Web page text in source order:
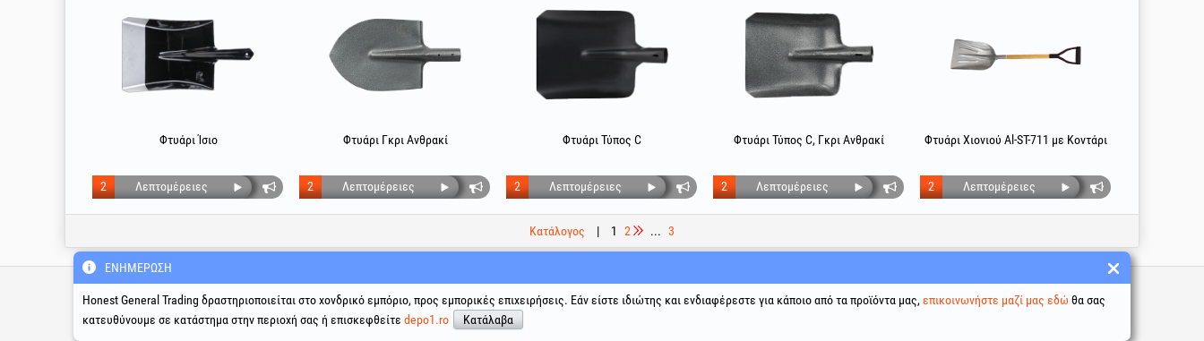
Φτυάρι Ίσιο
Λεπτομέρειες
2
Φτυάρι Γκρι Ανθρακί
Λεπτομέρειες
2
Φτυάρι Τύπος C
Λεπτομέρειες
2
Φτυάρι Τύπος C, Γκρι Ανθρακί
Λεπτομέρειες
2
Φτυάρι Χιονιού Al-ST-711 με Κοντάρι
Λεπτομέρειες
2
Κατάλογος | 1 2 ... 3
Τεχνική γραμμή υποστήριξης
& σέρβις
Κοινωνικά δίκτυα Επίλυση διαφορών Χρήσιμοι σύνδεσμοι
ΕΝΗΜΈΡΩΣΗ
Honest General Trading δραστηριοποιείται στο χονδρικό εμπόριο, προς εμπορικές επιχειρήσεις. Εάν είστε ιδιώτης και ενδιαφέρεστε για κάποιο από τα προϊόντα μας, επικοινωνήστε μαζί μας εδώ θα σας
κατευθύνουμε σε κατάστημα στην περιοχή σας ή επισκεφθείτε depo1.ro Κατάλαβα